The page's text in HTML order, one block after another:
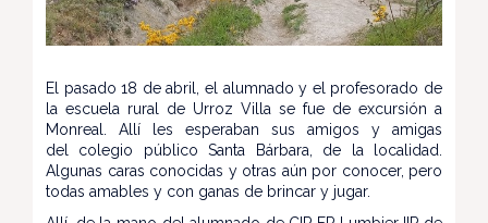
El pasado 18 de abril, el alumnado y el profesorado de
la escuela rural de Urroz Villa se fue de excursión a
Monreal. Allí les esperaban sus amigos y amigas
del colegio público Santa Bárbara, de la localidad.
Algunas caras conocidas y otras aún por conocer, pero
todas amables y con ganas de brincar y jugar.